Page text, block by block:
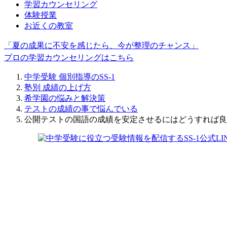
学習カウンセリング
体験授業
お近くの教室
「夏の成果に不安を感じたら、今が整理のチャンス」
プロの学習カウンセリングはこちら
中学受験 個別指導のSS-1
塾別 成績の上げ方
希学園の悩みと解決策
テストの成績の事で悩んでいる
公開テストの国語の成績を安定させるにはどうすれば